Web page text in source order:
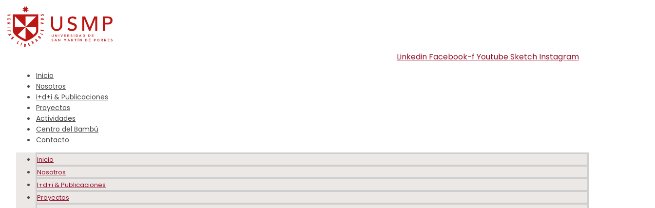
Linkedin Facebook-f YoutubeSketch Instagram
Inicio
Nosotros
I+d+i & Publicaciones
Proyectos
Actividades
Centro del Bambú
Contacto
Inicio
Nosotros
I+d+i & Publicaciones
Proyectos